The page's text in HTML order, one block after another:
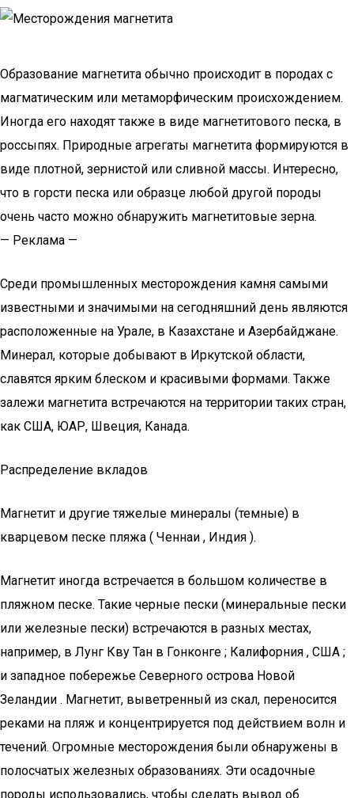
Образование магнетита обычно происходит в породах с
магматическим или метаморфическим происхождением.
Иногда его находят также в виде магнетитового песка, в
россыпях. Природные агрегаты магнетита формируются в
виде плотной, зернистой или сливной массы. Интересно,
что в горсти песка или образце любой другой породы
очень часто можно обнаружить магнетитовые зерна.
— Реклама —
Среди промышленных месторождения камня самыми
известными и значимыми на сегодняшний день являются
расположенные на Урале, в Казахстане и Азербайджане.
Минерал, которые добывают в Иркутской области,
славятся ярким блеском и красивыми формами. Также
залежи магнетита встречаются на территории таких стран,
как США, ЮАР, Швеция, Канада.
Распределение вкладов
Магнетит и другие тяжелые минералы (темные) в
кварцевом песке пляжа ( Ченнаи , Индия ).
Магнетит иногда встречается в большом количестве в
пляжном песке. Такие черные пески (минеральные пески
или железные пески) встречаются в разных местах,
например, в Лунг Кву Тан в Гонконге ; Калифорния , США ;
и западное побережье Северного острова Новой
Зеландии . Магнетит, выветренный из скал, переносится
реками на пляж и концентрируется под действием волн и
течений. Огромные месторождения были обнаружены в
полосчатых железных образованиях. Эти осадочные
породы использовались, чтобы сделать вывод об